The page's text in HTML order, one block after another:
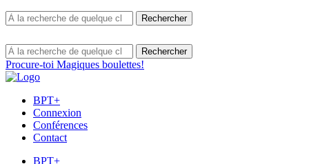
Procure-toi Magiques boulettes!
BPT+
Connexion
Conférences
Contact
BPT+